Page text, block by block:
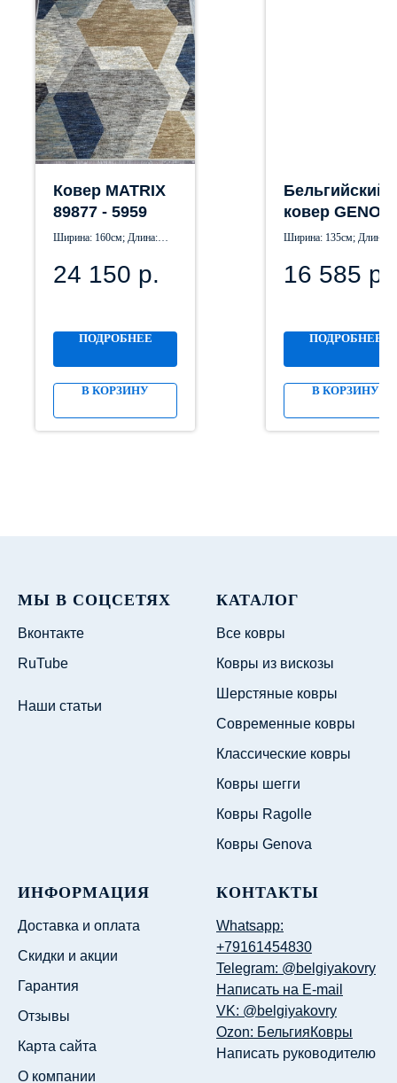
Ковер MATRIX
89877 - 5959
Ширина: 160см; Длина:
24 150 р.
ПОДРОБНЕЕ
В КОРЗИНУ
Бельгийский
ковер
38388 - 121210
Ширина: 135см; Длина:
16 585 р.
ПОДРОБНЕЕ
В КОРЗИНУ
МЫ В СОЦСЕТЯХ
Вконтакте
RuTube
Наши статьи
КАТАЛОГ
Все ковры
Ковры из вискозы
Шерстяные ковры
Современные ковры
Классические ковры
Ковры шегги
Ковры Ragolle
Ковры Genova
ИНФОРМАЦИЯ
Доставка и оплата
Скидки и акции
Гарантия
Отзывы
Карта сайта
О компании
КОНТАКТЫ
Whatsapp:
+79161454830
Telegram: @belgiyakovry
Написать на E-mail
VK: @belgiyakovry
Ozon: БельгияКовры
Написать руководителю